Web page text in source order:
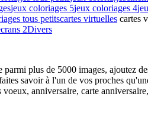
jeux coloriages 5jeux coloriages 4
tous petitscartes virtuelles cartes
2Divers
plus de 5000 images, ajoutez
savoir à l'un de vos proches
anniversaire, carte